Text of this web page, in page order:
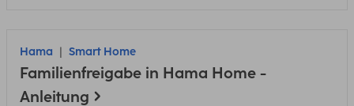
Hama Smart Home
Familienfreigabe in Hama Home -
Anleitung